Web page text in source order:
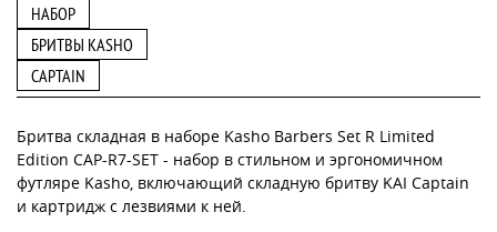
НАБОР
БРИТВЫ KASHO
CAPTAIN
Бритва складная в наборе Kasho Barbers Set R Limited
Edition CAP-R7-SET - набор в стильном и эргономичном
футляре Kasho, включающий складную бритву KAI Сaptain
и картридж с лезвиями к ней.